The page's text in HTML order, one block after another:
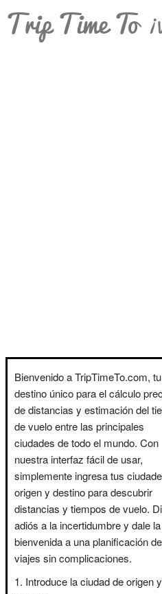
Trip Time To
Bienvenido a TripTimeTo.com, tu
destino único para el cálculo
de distancias y estimación del
de vuelo entre las principales
ciudades de todo el mundo. Con
nuestra interfaz fácil de usar,
simplemente ingresa tus
origen y destino para descubrir
distancias y tiempos de vuelo. Di
adiós a la incertidumbre y dale la
bienvenida a una planificación de
viajes sin complicaciones.
Introduce la ciudad de origen